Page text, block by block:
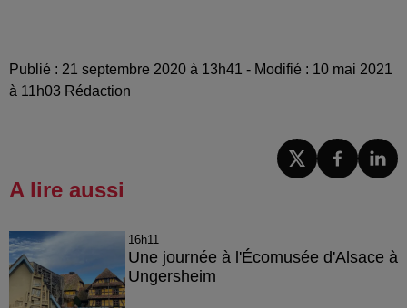
Publié : 21 septembre 2020 à 13h41 - Modifié : 10 mai 2021
à 11h03 Rédaction
A lire aussi
16h11
Une journée à l'Écomusée d'Alsace à
Ungersheim